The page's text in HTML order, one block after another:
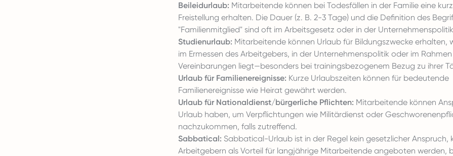
Beileidurlaub: Mitarbeitende können bei Todesfällen in der Familie eine
Freistellung erhalten. Die Dauer (z. B. 2-3 Tage) und die Definition des
"Familienmitglied" sind oft im Arbeitsgesetz oder in der
Studienurlaub: Mitarbeitende können Urlaub für Bildungszwecke erhalten,
im Ermessen des Arbeitgebers, in der Unternehmenspolitik oder im
Vereinbarungen liegt—besonders bei trainingsbezogenem Bezug zu ihrer
Urlaub für Familienereignisse: Kurze Urlaubszeiten können für bedeutende
Familienereignisse wie Heirat gewährt werden.
Urlaub für Nationaldienst/bürgerliche Pflichten: Mitarbeitende können
Urlaub haben, um Verpflichtungen wie Militärdienst oder
nachzukommen, falls zutreffend.
Sabbatical: Sabbatical-Urlaub ist in der Regel kein gesetzlicher Anspruch,
Arbeitgebern als Vorteil für langjährige Mitarbeitende angeboten werden,